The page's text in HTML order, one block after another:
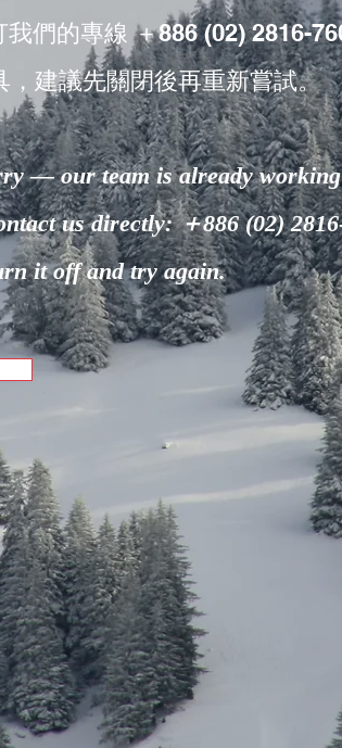
們的專線 ＋886 (02) 2816-
建議先關閉後再重新嘗試。
— our team is already
us directly: ＋886 (02)
it off and try again.